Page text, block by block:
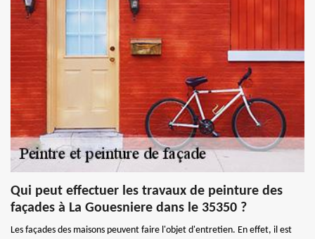
Qui peut effectuer les travaux de peinture des
façades à La Gouesniere dans le 35350 ?
Les façades des maisons peuvent faire l'objet d'entretien. En effet, il est